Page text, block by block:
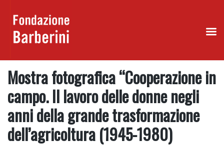
contentMostra fotografica “Cooperazione in
campo. Il lavoro delle donne negli
anni della grande trasformazione
dell’agricoltura (1945-1980)